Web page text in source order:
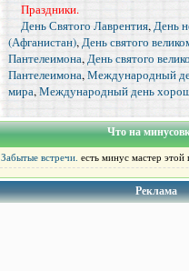
Праздники.
День Святого Лаврентия,День
(Афганистан),День святого
Пантелеимона,День святого
Пантелеимона,Международный
мира,Международный день
Что на
Забытые встречи. есть минус мастер этой
Реклама